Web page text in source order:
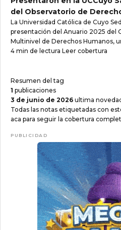
del Observatorio de
La Universidad Católica de Cuyo
presentación del Anuario 2025 del
Multinivel de Derechos Humanos,
4 min de lectura Leer cobertura
Resumen del tag
1 publicaciones
3 de junio de 2026 ultima
Todas las notas etiquetadas con
aca para seguir la cobertura
PUBLICIDAD